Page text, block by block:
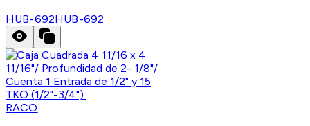
HUB-692HUB-692
RACO